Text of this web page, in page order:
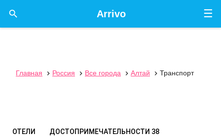
☰
Arrivo

Главная  Россия  Все города  Алтай  Транспорт
ОТЕЛИ ДОСТОПРИМЕЧАТЕЛЬНОСТИ 38